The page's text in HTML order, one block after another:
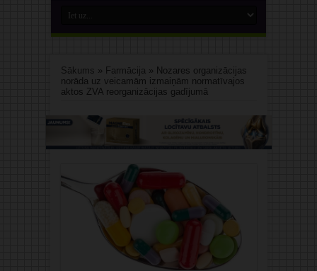
Sākums » Farmācija» Nozares organizācijas
norāda uz veicamām izmaiņām normatīvajos
aktos ZVA reorganizācijas gadījumā